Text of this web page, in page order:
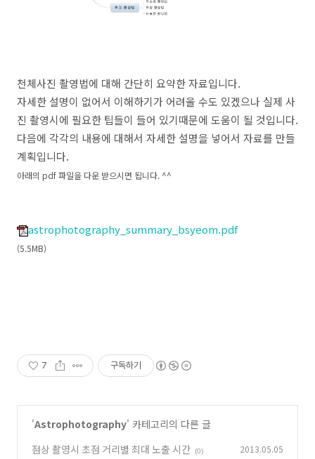
천체사진 촬영법에 대해 간단히 요약한 자료입니다.
자세한 설명이 없어서 이해하기가 어려울 수도 있겠으나 실제 사
진 촬영시에 필요한 팁들이 들어 있기때문에 도움이 될 것입니다.
다음에 각각의 내용에 대해서 자세한 설명을 넣어서 자료를 만들
계획입니다.
아래의 pdf 파일을 다운 받으시면 됩니다. ^^
astrophotography_summary_bsyeom.pdf
(5.5MB)
7 구독하기
'Astrophotography' 카테고리의 다른 글
점상 촬영시 초점 거리별 최대 노출 시간 (0) 2013.05.05